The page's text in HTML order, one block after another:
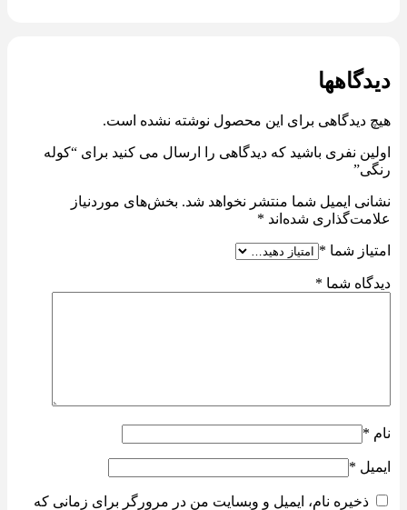
دیدگاهها
هیچ دیدگاهی برای این محصول نوشته نشده است.
اولین نفری باشید که دیدگاهی را ارسال می کنید برای “کوله
رنگی”
نشانی ایمیل شما منتشر نخواهد شد. بخش‌های موردنیاز
علامت‌گذاری شده‌اند *
امتیاز شما *
دیدگاه شما *
نام *
ایمیل *
ذخیره نام، ایمیل و وبسایت من در مرورگر برای زمانی که